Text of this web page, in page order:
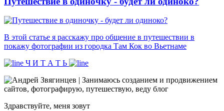
В этой статье я расскажу про общение в путешествии в
покажу фотографии из городка Там Кок во Вьетнаме
Ч И Т А Т Ь
Здравствуйте, меня зовут